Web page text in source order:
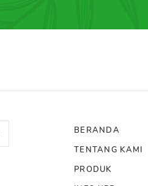
BERANDA
TENTANG KAMI
PRODUK